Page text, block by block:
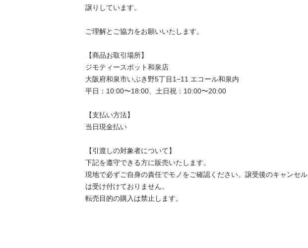
譲りしています。
ご理解とご協力をお願いいたします。
【商品お取引場所】
ジモティースポット和泉店
大阪府和泉市いぶき野5丁目1−11 エコール和泉内
平日：10:00〜18:00、土日祝：10:00〜20:00
【⽀払い⽅法】
当日現金払い
【引渡しの対象者について】
下記を遵守できる⽅に販売いたします。
現地で必ずご⾃⾝の責任でモノをご確認ください。譲受後のキャンセル
は受け付けておりません。
転売⽬的の購⼊は禁⽌します。